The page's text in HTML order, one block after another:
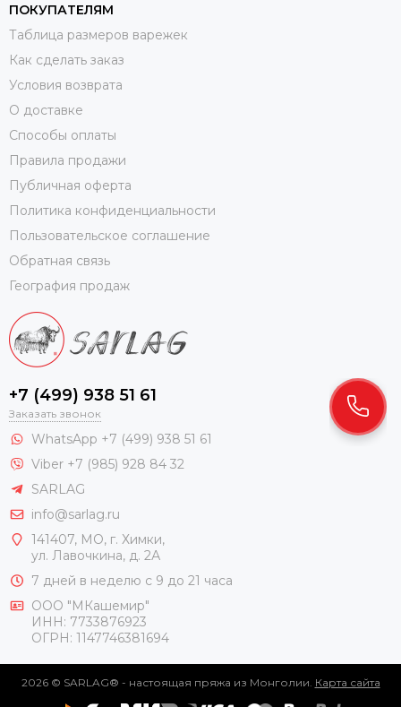
ПОКУПАТЕЛЯМ
Таблица размеров варежек
Как сделать заказ
Условия возврата
О доставке
Способы оплаты
Правила продажи
Публичная оферта
Политика конфиденциальности
Пользовательское соглашение
Обратная связь
География продаж
+7 (499) 938 51 61
Заказать звонок
WhatsApp +7 (499) 938 51 61
Viber +7 (985) 928 84 32
SARLAG
info@sarlag.ru
141407, МО, г. Химки,
ул. Лавочкина, д. 2А
7 дней в неделю с 9 до 21 часа
ООО "МКашемир"
ИНН: 7733876923
ОГРН: 1147746381694
2026 © SARLAG® - настоящая пряжа из Монголии. Карта сайта